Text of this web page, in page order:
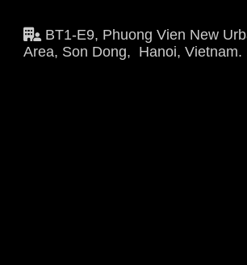
BT1-E9, Phuong Vien New
Area, Son Dong, Hanoi, Vietnam.